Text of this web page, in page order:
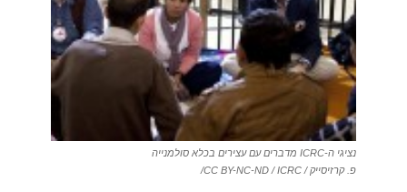
נציגי ה-ICRC מדברים עם עצירים בכלא סולמנייה
פ. קרזיסייק / CC BY-NC-ND / ICRC/